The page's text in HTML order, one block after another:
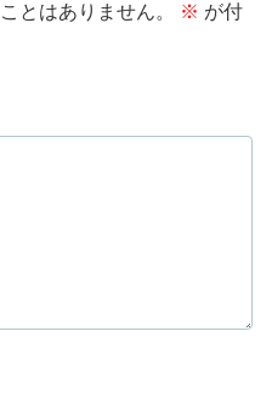
とはありません。 ※ が付